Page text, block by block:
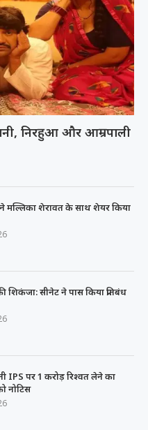
निरहुआ और आम्रपाली
ने मल्लिका शेरावत के साथ शेयर किया
सीनेट ने पास किया प्रतिबंध
IPS पर 1 करोड़ रिश्वत लेने का
नोटिस